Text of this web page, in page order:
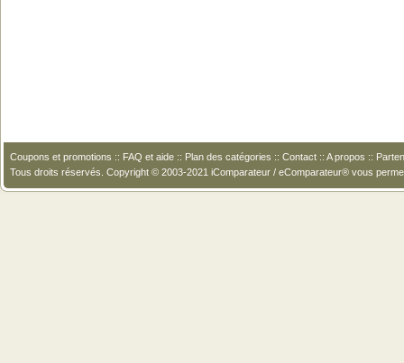
Coupons et promotions :: FAQ et aide :: Plan des catégories :: Contact :: A propos ::
Tous droits réservés. Copyright © 2003-2021 iComparateur / eComparateur® vous